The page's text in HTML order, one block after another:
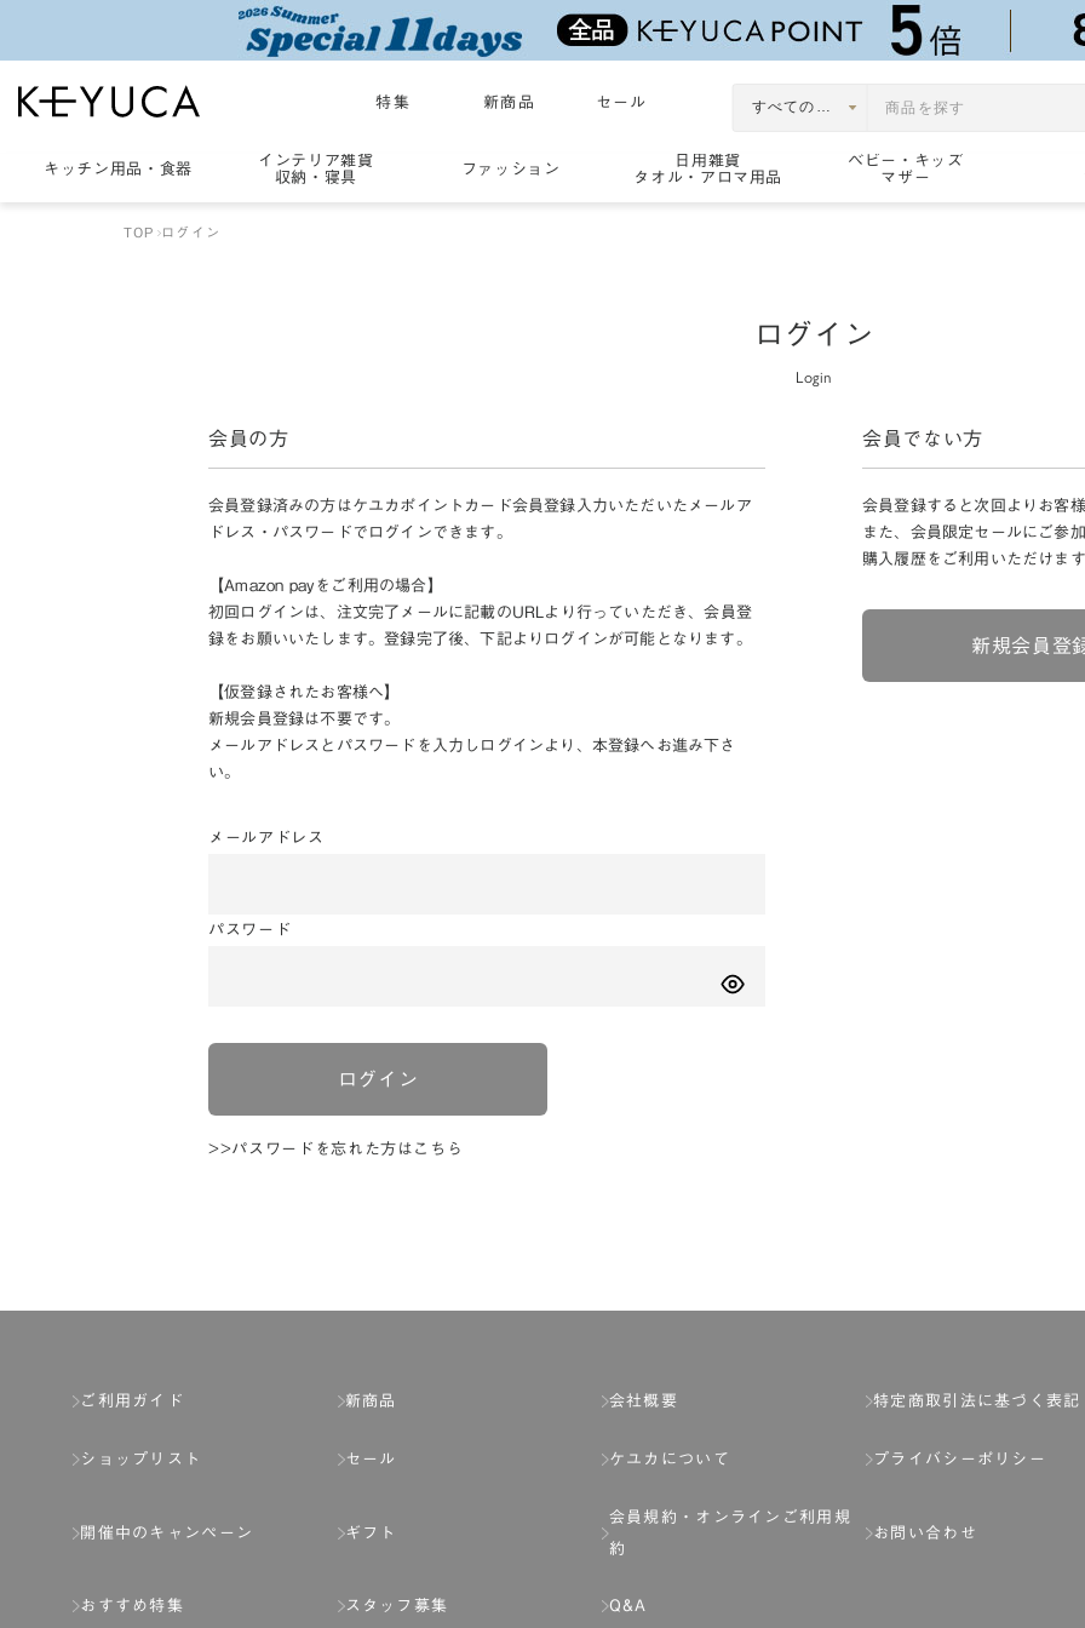
特集 新商品 セール
キッチン用品 ・ 食器
インテリア雑貨
収納・寝具
ファッション
日用雑貨
タオル・アロマ用品
ベビー・キッズ
マザー
TOP ログイン
ログイン
Login
会員の方
会員登録済みの方はケユカポイントカード会員登録入力いただいたメールア
ドレス・パスワードでログインできます。
【Amazon payをご利用の場合】
初回ログインは、注文完了メールに記載のURLより行っていただき、会員登
録をお願いいたします。登録完了後、下記よりログインが可能となります。
【仮登録されたお客様へ】
新規会員登録は不要です。
メールアドレスとパスワードを入力しログインより、本登録へお進み下さ
い。
メールアドレス
パスワード
ログイン
>>パスワードを忘れた方はこちら
会員でない方
会員登録すると次回よりお客
また、会員限定セールにご参
購入履歴をご利用いただけま
新規会員登
ご利用ガイド
ショップリスト
開催中のキャンペーン
おすすめ特集
新商品
セール
ギフト
スタッフ募集
会社概要
ケユカについて
会員規約・
オンラインご利用規
約
Q&A
特定商取引法に基づく表記
プライバシーポリシー
お問い合わせ